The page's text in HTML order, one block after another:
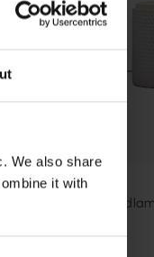
We also share
it with
COTTEX
Bubble 50cm